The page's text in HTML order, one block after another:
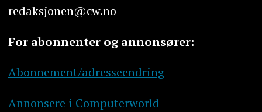
redaksjonen@cw.no
For abonnenter og annonsører:
Abonnement/adresseendring
Annonsere i Computerworld